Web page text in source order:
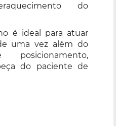
do
é ideal para atuar
uma vez além do
do paciente de